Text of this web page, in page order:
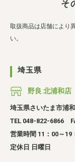
そ
取扱商品は店舗により
い。
埼玉県
野良 北浦和店
埼玉県さいたま市浦
TEL 048-822-6866
営業時間 11：00～19
定休日 日曜日